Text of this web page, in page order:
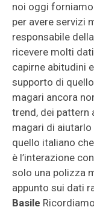
noi oggi
per avere servizi
responsabile
ricevere molti
capirne abitudini
supporto di
magari ancora
trend, dei pattern
magari di
quello italiano
è l’interazione
solo una polizza
appunto sui dati
Basile